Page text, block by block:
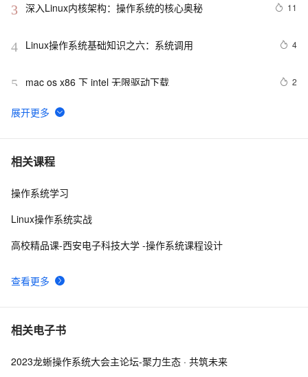
3 深入Linux内核架构：操作系统的核心奥秘 11
4 Linux操作系统基础知识之六：系统调用 4
5 mac os x86 下 intel 无限驱动下载 2
6 请介绍一下鸿蒙操作系统的应用开发框架和工具。
7 操作系统第五章_04 设备的分配与回收
8 Unix是一个多用户、多任务的操作系统
win7、win8、win10等不同操作系统下安装Docker详细教
相关课程
查看更多
操作系统学习
Linux操作系统实战
高校精品课-西安电子科技大学 -操作系统课程设计
相关电子书
2023龙蜥操作系统大会主论坛-聚力生态 · 共筑未来